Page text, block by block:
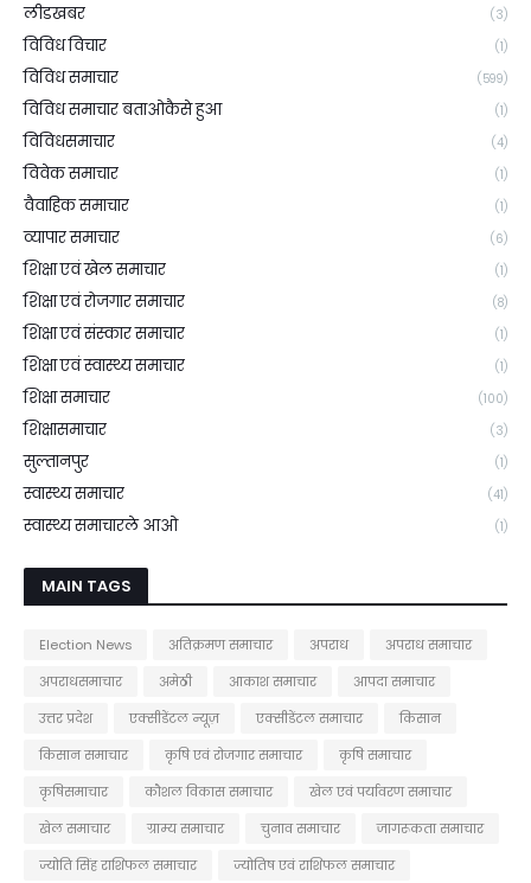
लीडखबर (3)
विविध विचार (1)
विविध समाचार (599)
विविध समाचार बताओकैसे हुआ (1)
विविधसमाचार (4)
विवेक समाचार (1)
वैवाहिक समाचार (1)
व्यापार समाचार (6)
शिक्षा एवं खेल समाचार (1)
शिक्षा एवं रोजगार समाचार (8)
शिक्षा एवं संस्कार समाचार (1)
शिक्षा एवं स्वास्थ्य समाचार (1)
शिक्षा समाचार (100)
शिक्षासमाचार (3)
सुल्तानपुर (1)
स्वास्थ्य समाचार (41)
स्वास्थ्य समाचारले आओ (1)
MAIN TAGS
Election News अतिक्रमण समाचार अपराध
अपराध समाचार
अपराधसमाचार
अमेठी आकाश समाचार
आपदा समाचार
उत्तर प्रदेश
एक्सीडेंटल न्यूज़ एक्सीडेंटल समाचार
किसान
किसान समाचार
कृषि एवं रोजगार समाचार
कृषि समाचार
कृषिसमाचार
कौशल विकास समाचार
खेल एवं पर्यावरण समाचार
खेल समाचार
ग्राम्य समाचार चुनाव समाचार
जागरूकता समाचार
ज्योति सिंह राशिफल समाचार
ज्योतिष एवं राशिफल समाचार